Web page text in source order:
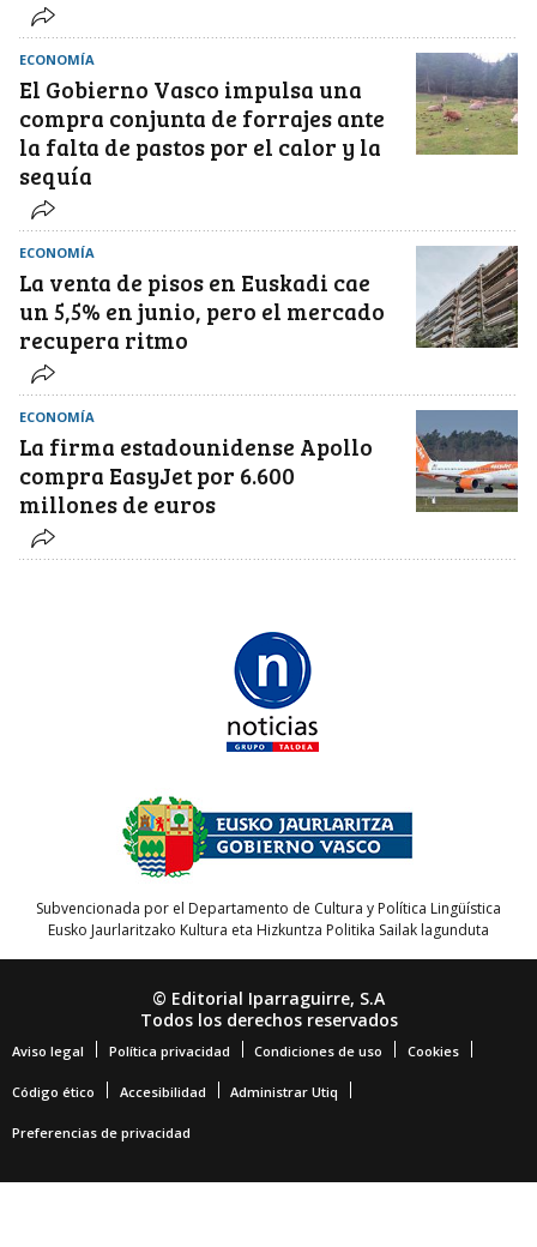
ECONOMÍA
El Gobierno Vasco impulsa una
compra conjunta de forrajes ante
la falta de pastos por el calor y la
sequía
ECONOMÍA
La venta de pisos en Euskadi cae
un 5,5% en junio, pero el mercado
recupera ritmo
ECONOMÍA
La firma estadounidense Apollo
compra EasyJet por 6.600
millones de euros
Subvencionada por el Departamento de Cultura y Política Lingüística
Eusko Jaurlaritzako Kultura eta Hizkuntza Politika Sailak lagunduta
© Editorial Iparraguirre, S.A
Todos los derechos reservados
Aviso legal Política privacidad Condiciones de uso Cookies
Código ético Accesibilidad Administrar Utiq
Preferencias de privacidad